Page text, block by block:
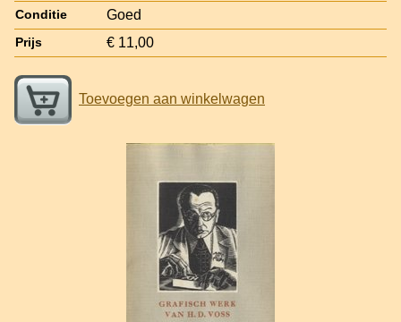
Conditie Goed
Prijs € 11,00
Toevoegen aan winkelwagen